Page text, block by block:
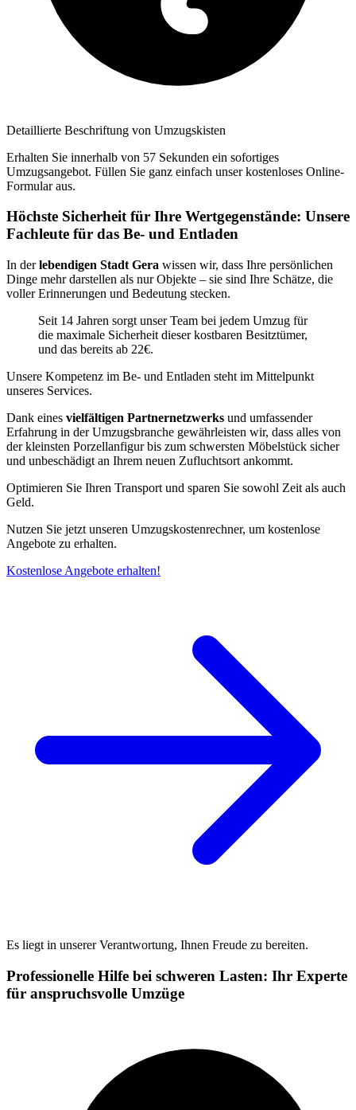
Detaillierte Beschriftung von Umzugskisten
Erhalten Sie innerhalb von 57 Sekunden ein sofortiges
Umzugsangebot. Füllen Sie ganz einfach unser kostenloses Online-
Formular aus.
Höchste Sicherheit für Ihre Wertgegenstände: Unsere
Fachleute für das Be- und Entladen
In derlebendigen Stadt Gera wissen wir, dass Ihre persönlichen
Dinge mehr darstellen als nur Objekte – sie sind Ihre Schätze, die
voller Erinnerungen und Bedeutung stecken.
Seit 14 Jahren sorgt unser Team bei jedem Umzug für
die maximale Sicherheit dieser kostbaren Besitztümer,
und das bereits ab 22€.
Unsere Kompetenz im Be- und Entladen steht im Mittelpunkt
unseres Services.
Dank eines vielfältigen Partnernetzwerks und umfassender
Erfahrung in der Umzugsbranche gewährleisten wir, dass alles von
der kleinsten Porzellanfigur bis zum schwersten Möbelstück sicher
und unbeschädigt an Ihrem neuen Zufluchtsort ankommt.
Optimieren Sie Ihren Transport und sparen Sie sowohl Zeit als auch
Geld.
Nutzen Sie jetzt unseren Umzugskostenrechner, um kostenlose
Angebote zu erhalten.
Kostenlose Angebote erhalten!
Es liegt in unserer Verantwortung, Ihnen Freude zu bereiten.
Professionelle Hilfe bei schweren Lasten: Ihr Experte
für anspruchsvolle Umzüge